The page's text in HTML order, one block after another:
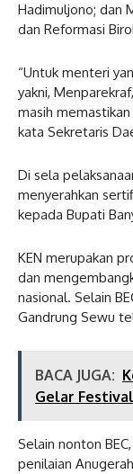
Hadimuljono; dan
dan Reformasi
“Untuk menteri
yakni,
masih
kata Sekretaris
Di sela
menyerahkan
kepada Bupati
KEN merupakan
dan
nasional. Selain
Gandrung Sewu
BACA JUGA:
Gelar
Selain nonton
penilaian